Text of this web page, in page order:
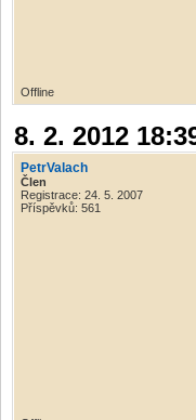
Offline
8. 2. 2012
PetrValach
Člen
Registrace: 24. 5. 2007
Příspěvků: 561